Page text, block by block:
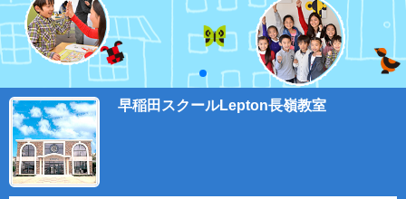
早稲田スクールLepton長嶺教室